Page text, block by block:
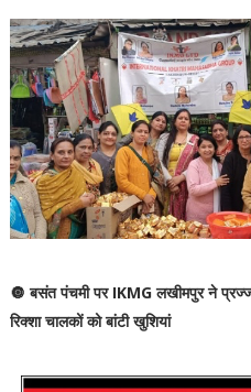
🔘 बसंत पंचमी पर IKMG लखीमपुर ने
रिक्शा चालकों को बांटी खुशियां